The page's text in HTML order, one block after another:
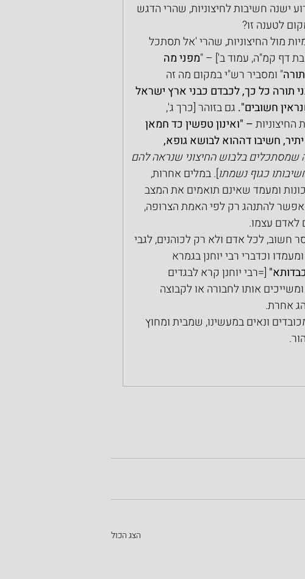
ישנה חשיבות לחיצוניות, שהרי הדגש
לטענה זו?
מול החיצוניות, שהרי 'אל תסתכל
דף קמ"ה, עמוד ב'] – "מפני מה
" ומסביר רש"י במקום מה זה
תורה כל כך, לכבדם כבני ארץ ישראל
חשובים". גם בזוהר [כרך ג',
– "ואינון טפשין כד חמאן
חשיבו דההוא לבושא גופא,
בלבוש החיצוני שנראה להם
כגוף נשמתו]. במלים אחרות,
ומעמד שאינם תואמים את המצב
להתנהג רק לפי האמת הצרופה,
לאדם עצמו.
חשוב, לכל אדם ולא רק לכוהנים, לגבי
וכדברי רבי יוחנן בגמרא
[=רבי יוחנן קרא לבגדים
אותו לחבורה או לקבוצה
אחרת.
ונאים במעשינו, שמבית ומחוץ
הצג הכול